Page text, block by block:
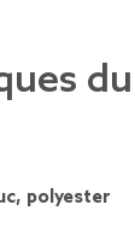
polyester